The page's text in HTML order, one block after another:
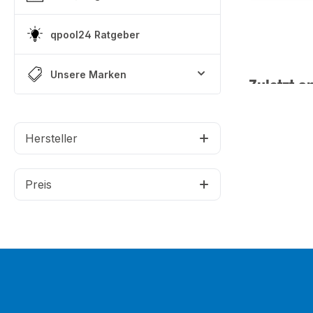
qpool24 Ratgeber
Unsere Marken
Hersteller
Preis
Zuletzt